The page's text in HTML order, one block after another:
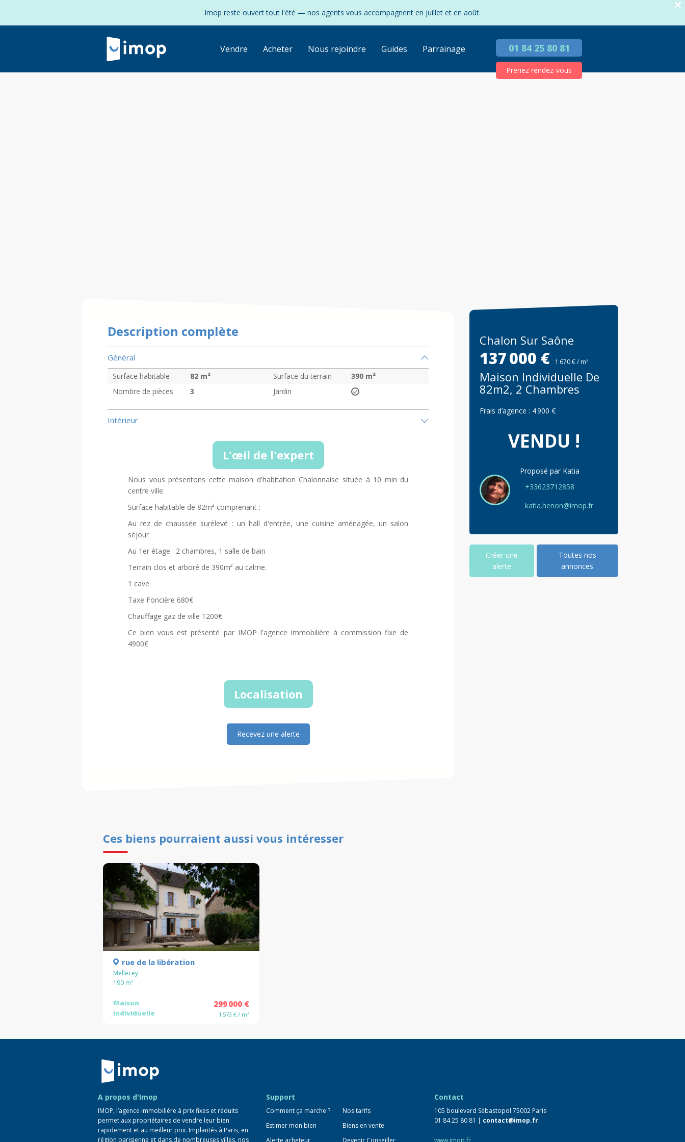
Imop reste ouvert tout l'été — nos agents vous accompagnent en juillet et en août.
Vendre Acheter Nous rejoindre Guides Parrainage 01 84 25 80 81
Prenez rendez-vous
Description complète
Général
Surface habitable 82 m² Surface du terrain 390m²
Nombre de pièces
3 Jardin
Intérieur
L'œil de l'expert
Nous vous présentons cette maison d'habitation Chalonnaise située à 10 min du
centre ville.
Surface habitable de 82m² comprenant :
Au rez de chaussée surélevé : un hall d'entrée, une cuisine aménagée, un salon
séjour
Au 1er étage : 2 chambres, 1 salle de bain
Terrain clos et arboré de 390m² au calme.
1 cave.
Taxe Foncière 680€
Chauffage gaz de ville 1200€
Ce bien vous est présenté par IMOP l'agence immobilière à commission fixe de
4900€
Localisation
Recevez une alerte
Chalon Sur Saône
137 000 € 1 670 € / m²
Maison Individuelle De
82m2, 2 Chambres
Frais d’agence : 4 900 €
VENDU !
Proposé par Katia
+33623712858
katia.henon@imop.fr
Créer une
alerte
Toutes nos
annonces
Ces biens pourraient aussi vous intéresser
rue de la libération
Mellecey
190 m²
Maison
individuelle
299 000 €
1 573 € / m²
Retour à la navigation principale
A propos d'Imop
IMOP, l’agence immobilière à prix fixes et réduits
permet aux propriétaires de vendre leur bien
rapidement et au meilleur prix. Implantés à Paris, en
région parisienne et dans de nombreuses villes, nos
Support
Comment ça marche ?
Nos tarifs
Estimer mon bien
Biens en vente
Alerte acheteur
Devenir Conseiller
Contact
105 boulevard Sébastopol 75002 Paris
01 84 25 80 81 | contact@imop.fr
www.imop.fr